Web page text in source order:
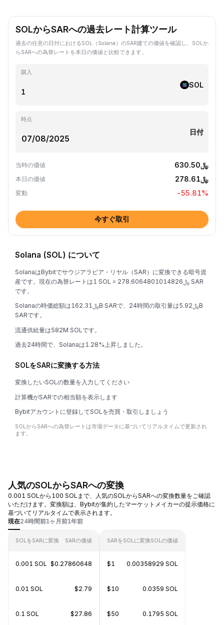
SOLからSARへの過去レート計算ツール
過去の任意の日付におけるSOL（Solana）のSAR建ての価値を確認し、SOLか
らSARへの為替レートを本日の価値と比較できます。
購入
SOL
時点
日付
当時の価値 ﷼630.50
本日の価値 ﷼278.61
変動 -55.81%
今すぐ取引
Solana (SOL) について
SolanaはBybitでサウジアラビア・リヤル（SAR）に変換できる暗号資
産です。現在の為替レートは1 SOL = ﷼278.6064801014826 SAR
です。
Solanaの時価総額は﷼162.31B SARで、24時間の取引量は﷼5.92B
SARです。
流通供給量は582M SOLです。
過去24時間で、Solanaは1.28%上昇しました。
SOLをSARに変換する方法
変換したいSOLの数量を入力してください
計算機がSARでの相当額を表示します
Bybitアカウントに登録してSOLを売買・取引しましょう
SOLからSARへの為替レートは市場データに基づいてリアルタイムで更新され
ます。
人気のSOLからSARへの変換
0.001 SOLから100 SOLまで、人気のSOLからSARへの変換数量をご確認
いただけます。変換額は、Bybitが集約したマーケットメイカーの提示価格に
基づいてリアルタイムで表示されます。
現在24時間前1ヶ月前1年前
SOLをSARに変換 SARの価値
0.001 SOL $0.27860648
0.01 SOL $2.79
0.1 SOL $27.86
SARをSOLに変換SOLの価値
$1 0.00358929 SOL
$10 0.0359 SOL
$50 0.1795 SOL